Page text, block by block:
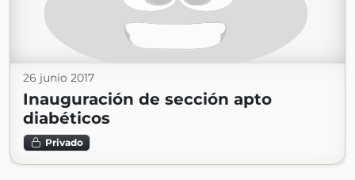
26 junio 2017
Inauguración de sección apto
diabéticos
Privado